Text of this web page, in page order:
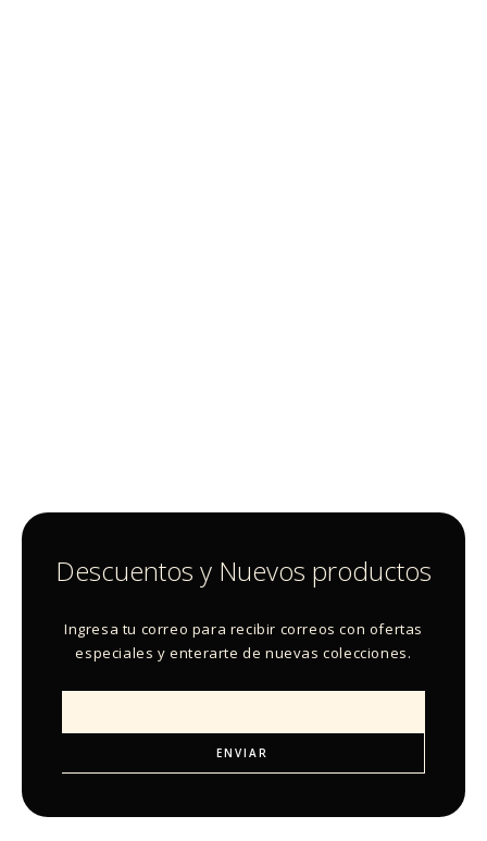
Descuentos y Nuevos productos
Ingresa tu correo para recibir correos con ofertas
especiales y enterarte de nuevas colecciones.